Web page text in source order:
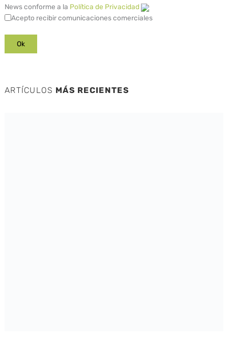
News conforme a la Política de Privacidad
Acepto recibir comunicaciones comerciales
ARTÍCULOS MÁS RECIENTES